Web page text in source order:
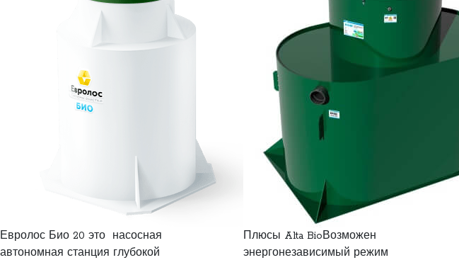
Евролос Био 20 это насосная
автономная станция глубокой
Плюсы Alta BioВозможен
энергонезависимый режим